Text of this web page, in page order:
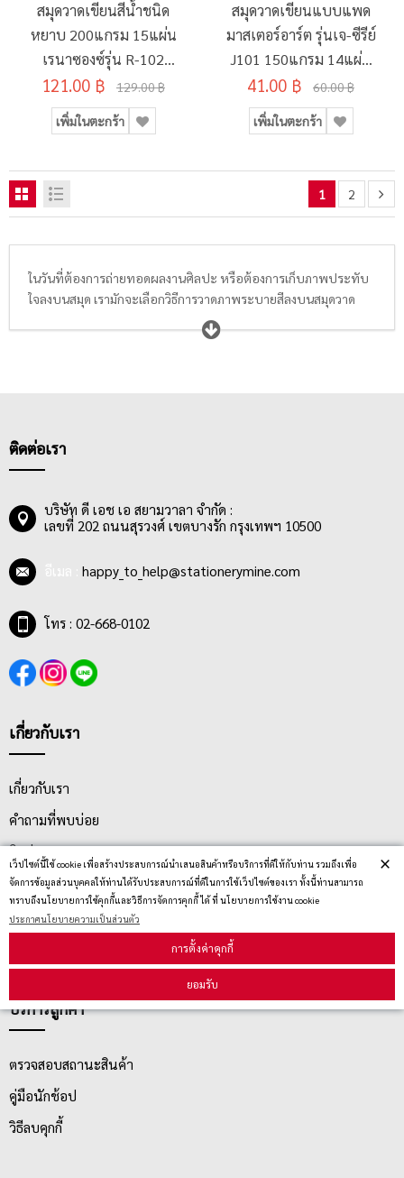
เว็ปไซต์นี้ใช้ cookie เพื่อสร้างประสบการณ์นำเสนอสินค้าหรือบริการที่ดีให้กับท่าน รวมถึงเพื่อ
จัดการข้อมูลส่วนบุคคลให้ท่านได้รับประสบการณ์ที่ดีในการใช้เว็ปไซต์ของเรา ทั้งนี้ท่านสามารถ
ทราบถึงนโยบายการใช้คุกกี้และวิธีการจัดการคุกกี้ ได้ ที่ นโยบายการใช้งาน cookie
ประกาศนโยบายความเป็นส่วนตัว
การตั้งค่าคุกกี้
ยอมรับ
×
สมุดวาดเขียนสีน้ำชนิด
หยาบ 200แกรม 15แผ่น
เรนาซองซ์รุ่น R-102
275x375มม.
121.00 ฿ 129.00 ฿
เพิ่มในตะกร้า
สมุดวาดเขียนแบบแพด
มาสเตอร์อาร์ต รุ่นเจ-ซีรีย์
J101 150แกรม 14แผ่น
260x375มม.
41.00 ฿ 60.00 ฿
เพิ่มในตะกร้า
1 2
ในวันที่ต้องการถ่ายทอดผลงานศิลปะ หรือต้องการเก็บภาพประทับ
ใจลงบนสมุด เรามักจะเลือกวิธีการวาดภาพระบายสีลงบนสมุดวาด
ภาพ สมุดระบายสี สมุดฝึกหัดวาดภาพระบายสี สมุดสเก็ตช์ สมุดฉีด
วาดภาพ หรือสมุดไดอารี่ประจำตัว ที่ปัจจุบันมีให้เลือกซื้อหลาก
ในการรองรับน้ำไม่เท่ากัน เช่น กระดาษที่เหมาะกับระบายสีน้ำ,
สมุดวาดภาพระบายสีให้เหมาะกับสีที่ต้องการใช้ และเทคนิคต่างๆที่
ต้องการประยุกต์ลงบนผลงานที่วางแผนไว้
ติดต่อเรา
บริษัท ดี เอช เอ สยามวาลา จำกัด :
เลขที่ 202 ถนนสุรวงศ์ เขตบางรัก กรุงเทพฯ 10500
happy_to_help@stationerymine.com
โทร : 02-668-0102
เกี่ยวกับเรา
เกี่ยวกับเรา
คำถามที่พบบ่อย
ติดต่อเรา
ประกาศนโยบายความเป็นส่วนตัว
นโยบายการจัดส่ง
นโยบายการเปลี่ยน/คืน สินค้า
บริการลูกค้า
ตรวจสอบสถานะสินค้า
คู่มือนักช้อป
วิธีลบคุกกี้